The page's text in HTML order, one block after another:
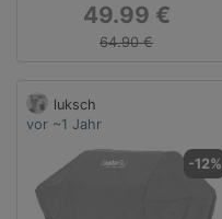
DOCG - 6x750 ml
49.99 €
64.90 €
luksch
vor ~1 Jahr
-12%